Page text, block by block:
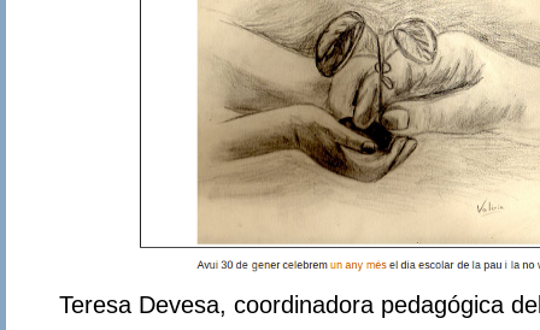
Teresa Devesa, coordinadora pedagógica